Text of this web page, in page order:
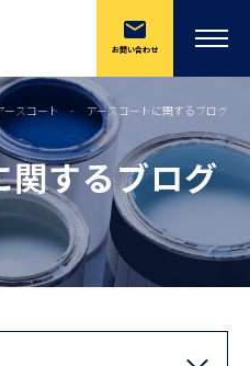
お問い合わせ
ースコート アースコートに関するブログ
関するブログ